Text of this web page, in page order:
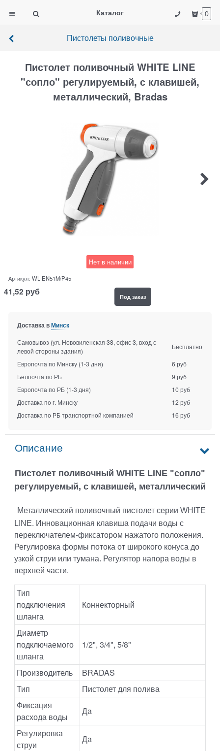
Каталог 0
Пистолеты поливочные
Пистолет поливочный WHITE LINE
"сопло" регулируемый, с клавишей,
металлический, Bradas
Нет в наличии
Артикул: WL-EN51M/P45
41,52 руб Под заказ
Доставка вМинск
Самовывоз (ул. Нововиленская 38, офис 3, вход с
левой стороны здания)
Бесплатно
Европочта по Минску (1-3 дня)
6 руб
Белпочта по РБ
9 руб
Европочта по РБ (1-3 дня)
10 руб
Доставка по г. Минску
12 руб
Доставка по РБ транспортной компанией
16 руб
Описание
Пистолет поливочный WHITE LINE "сопло"
регулируемый, с клавишей, металлический
Металлический поливочный пистолет серии WHITE
LINE. Инновационная клавиша подачи воды с
переключателем-фиксатором нажатого положения.
Регулировка формы потока от широкого конуса до
узкой струи или тумана. Регулятор напора воды в
верхней части.
Тип
подключения
шланга
Коннекторный
Диаметр
подключаемого
шланга
1/2", 3/4", 5/8"
Производитель
BRADAS
Тип
Пистолет для полива
Фиксация
расхода воды
Да
Регулировка
струи
Да